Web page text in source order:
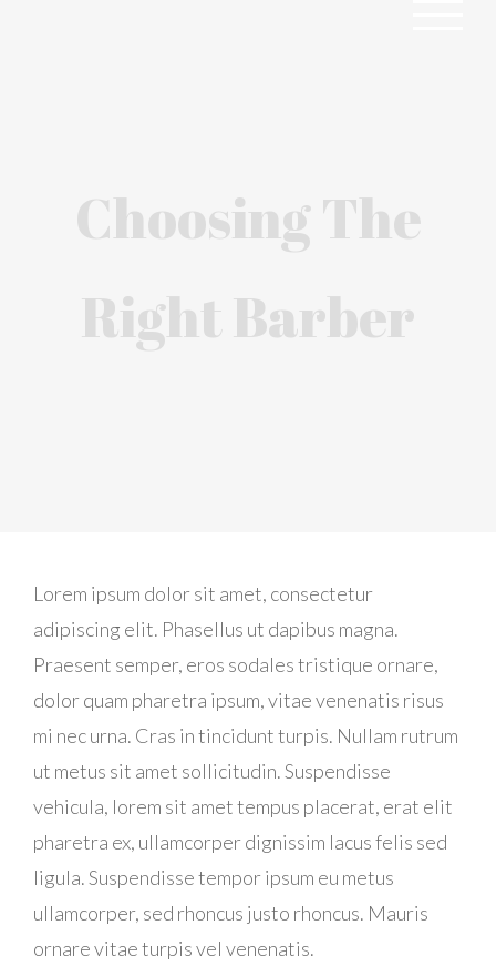
Choosing The
Right Barber
Lorem ipsum dolor sit amet, consectetur
adipiscing elit. Phasellus ut dapibus magna.
Praesent semper, eros sodales tristique ornare,
dolor quam pharetra ipsum, vitae venenatis risus
mi nec urna. Cras in tincidunt turpis. Nullam rutrum
ut metus sit amet sollicitudin. Suspendisse
vehicula, lorem sit amet tempus placerat, erat elit
pharetra ex, ullamcorper dignissim lacus felis sed
ligula. Suspendisse tempor ipsum eu metus
ullamcorper, sed rhoncus justo rhoncus. Mauris
ornare vitae turpis vel venenatis.